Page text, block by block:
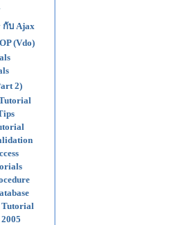
กับ Ajax
(Vdo)
2)
Tutorial